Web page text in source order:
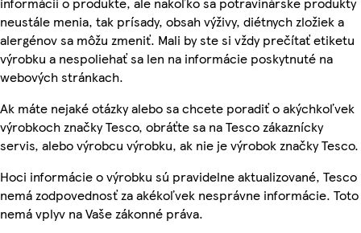
neustále menia, tak prísady, obsah výživy, diétnych zložiek a
alergénov sa môžu zmeniť. Mali by ste si vždy prečítať etiketu
výrobku a nespoliehať sa len na informácie poskytnuté na
webových stránkach.
Ak máte nejaké otázky alebo sa chcete poradiť o akýchkoľvek
výrobkoch značky Tesco, obráťte sa na Tesco zákaznícky
servis, alebo výrobcu výrobku, ak nie je výrobok značky Tesco.
Hoci informácie o výrobku sú pravidelne aktualizované, Tesco
nemá zodpovednosť za akékoľvek nesprávne informácie. Toto
nemá vplyv na Vaše zákonné práva.